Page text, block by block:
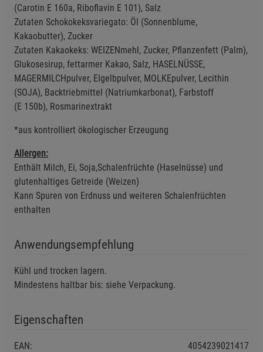
(Carotin E 160a, Riboflavin E 101), Salz
Zutaten Schokokeksvariegato: Öl (Sonnenblume,
Kakaobutter), Zucker
Zutaten Kakaokeks: WEIZENmehl, Zucker, Pflanzenfett (Palm),
Glukosesirup, fettarmer Kakao, Salz, HASELNÜSSE,
MAGERMILCHpulver, EIgelbpulver, MOLKEpulver, Lecithin
(SOJA), Backtriebmittel (Natriumkarbonat), Farbstoff
(E 150b), Rosmarinextrakt
*aus kontrolliert ökologischer Erzeugung
Allergen:
Enthält Milch, Ei, Soja,Schalenfrüchte (Haselnüsse) und
glutenhaltiges Getreide (Weizen)
Kann Spuren von Erdnuss und weiteren Schalenfrüchten
enthalten
Anwendungsempfehlung
Kühl und trocken lagern.
Mindestens haltbar bis: siehe Verpackung.
Eigenschaften
EAN:
4054239021417